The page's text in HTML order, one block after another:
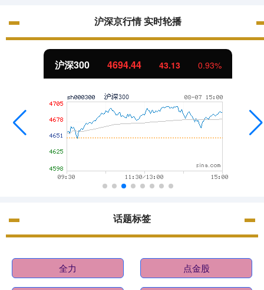
沪深京行情 实时轮播
沪深300 4694.44 43.13 0.93%
话题标签
全力 点金股